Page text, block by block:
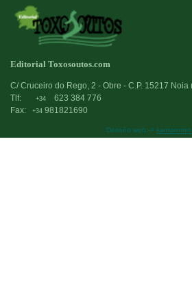
Editorial Toxosoutos.com
C/ Cruceiro do Rego, 2 - Obre - C.P. 15217 Noia
Tlf:
+34
623 384 776
Fax:
+34 981821690
Deseño web:->